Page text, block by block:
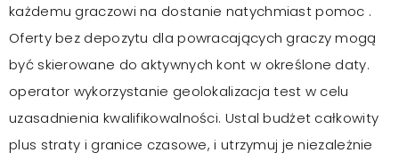
każdemu graczowi na dostanie natychmiast pomoc .
Oferty bez depozytu dla powracających graczy mogą
być skierowane do aktywnych kont w określone daty.
operator wykorzystanie geolokalizacja test w celu
uzasadnienia kwalifikowalności. Ustal budżet całkowity
plus straty i granice czasowe, i utrzymuj je niezależnie